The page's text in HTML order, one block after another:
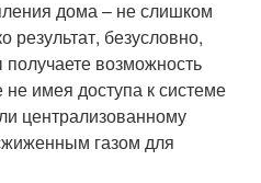
дома – не слишком
безусловно,
возможность
имея доступа к системе
централизованному
газом для